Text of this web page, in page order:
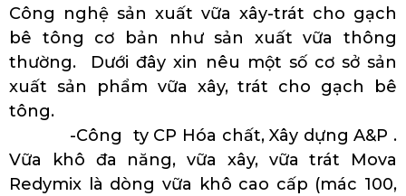
Công nghệ sản xuất vữa xây-trát cho gạch
bê tông cơ bản như sản xuất vữa thông
thường. Dưới đây xin nêu một số cơ sở sản
xuất sản phẩm vữa xây, trát cho gạch bê
tông.
-Công ty CP Hóa chất, Xây dựng A&P .
Vữa khô đa năng, vữa xây, vữa trát Mova
Redymix là dòng vữa khô cao cấp (mác 100,